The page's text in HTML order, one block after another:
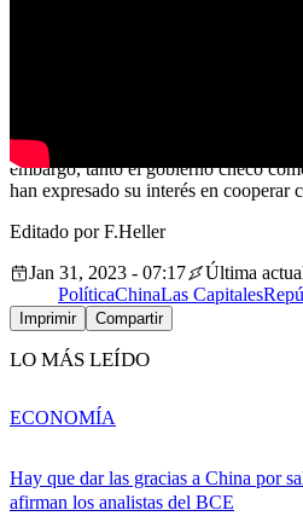
a medida que Taiwán ha
sus relaciones con los países
torpedear el comercio taiwanés en el
La República Checa sigue
China
y sólo reconoce oficialmente
embargo, tanto el gobierno checo
han expresado su interés en cooperar
Editado por F.Heller
Jan 31, 2023 - 07:17
Última
PolíticaChinaLas Capitales
Imprimir Compartir
LO MÁS LEÍDO
Hay que dar las gracias a China por
afirman los analistas del BCE
ECONOMÍA